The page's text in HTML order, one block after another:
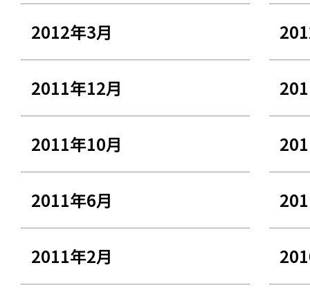
2012年3月
2011年12月
2011年10月
2011年6月
2011年2月